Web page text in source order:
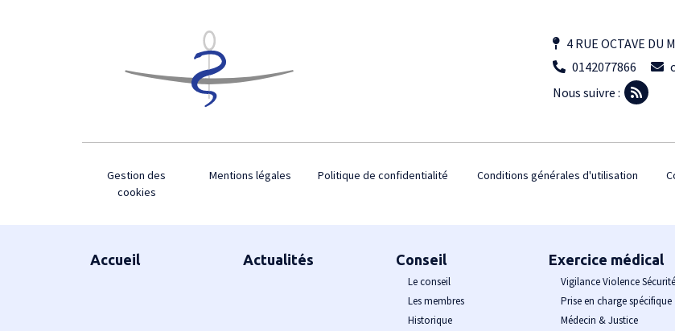
4 RUE OCTAVE DU
0142077866
Nous suivre :
Gestion des
cookies
Mentions légales Politique de confidentialité Conditions générales d'utilisation
Accueil Actualités Conseil
Le conseil
Les membres
Historique
Exercice médical
Vigilance Violence Sécurité
Prise en charge spécifique
Médecin & Justice